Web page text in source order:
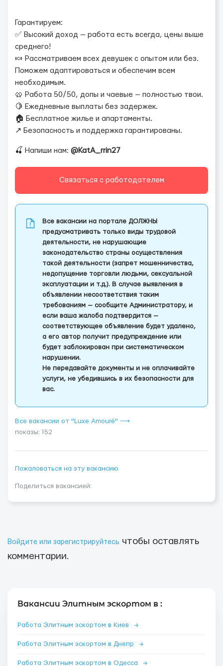
Гарантируем:
✅ Высокий доход — работа есть всегда, цены выше
среднего!
🍬 Рассматриваем всех девушек с опытом или без.
Поможем адаптироваться и обеспечим всем
необходимым.
🥨 Работа 50/50, допы и чаевые — полностью твои.
🍋 Ежедневные выплаты без задержек.
🏠 Бесплатное жилье и апартаменты.
↗️ Безопасность и поддержка гарантированы.
🍒 Напиши нам: @KatA_rrin27
Связаться с работодателем
Все вакансии на портале ДОЛЖНЫ
предусматривать только виды трудовой
деятельности, не нарушающие
законодательство страны осуществления
такой деятельности (запрет мошенничества,
недопущение торговли людьми, сексуальной
эксплуатации и т.д.). В случае выявления в
объявлении несоответствия таким
требованиям — сообщите Администратору, и
если ваша жалоба подтвердится —
соответствующее объявление будет удалено,
а его автор получит предупреждение или
будет заблокирован при систематическом
нарушении.
Не передавайте документы и не оплачивайте
услуги, не убедившись в их безопасности для
вас.
Все вакансии от "Luxe Amouré" ⟶
показы: 152
Пожаловаться на эту вакансию
Поделиться вакансией:
Войдите или зарегистрируйтесь чтобы оставлять
комментарии.
Вакансии Элитным эскортом в :
Работа Элитным эскортом в Киев →
Работа Элитным эскортом в Днепр →
Работа Элитным эскортом в Одесса →